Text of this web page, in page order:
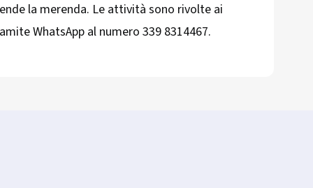
la merenda. Le attività sono rivolte ai
WhatsApp al numero 339 8314467.